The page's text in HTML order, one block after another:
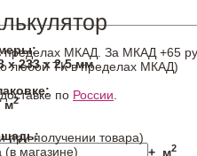
х 233 х 2,5 мм
м2
+ м2
пределах МКАД. За МКАД +65
любой ТК в пределах МКАД)
по России
при получении товара)
магазине)